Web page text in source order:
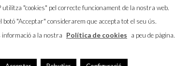
consultori mèdic, despatx de
i molt ben comunicat.
utilitza "cookies" pel correcte funcionament de la nostra web.
botó "Acceptar" considerarem que accepta tot el seu ús.
informació a la nostra
Política de cookies a peu de pàgina.